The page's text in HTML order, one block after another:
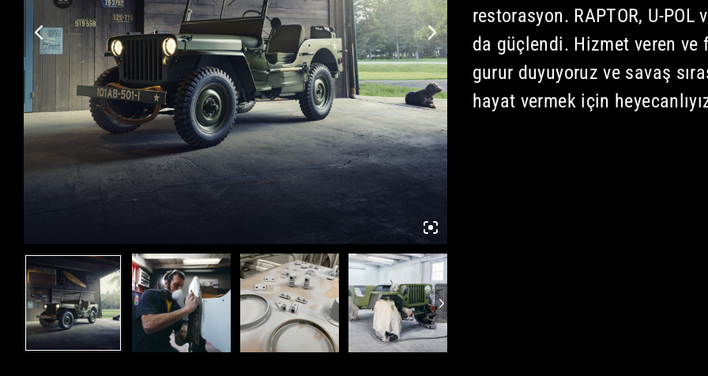
restorasyon. RAPTOR, U-
da güçlendi. Hizmet veren ve
gurur duyuyoruz ve savaş
hayat vermek için